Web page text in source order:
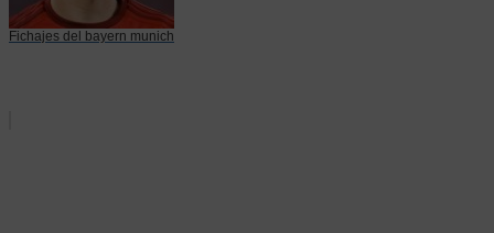
Fichajes del bayern munich